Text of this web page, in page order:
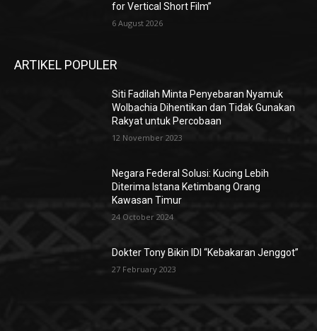
for Vertical Short Film”
6 August 2026
ARTIKEL POPULER
Siti Fadilah Minta Penyebaran Nyamuk
Wolbachia Dihentikan dan Tidak Gunakan
Rakyat untuk Percobaan
12 November 2023
Negara Federal Solusi: Kucing Lebih
Diterima Istana Ketimbang Orang
Kawasan Timur
24 October 2024
Dokter Tony Bikin IDI “Kebakaran Jenggot”
27 February 2023